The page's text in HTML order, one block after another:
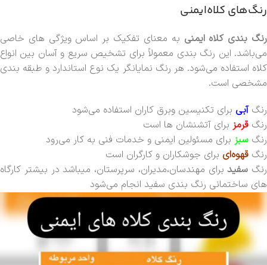
رنگ‌های کلاه‌ایمنی
رنگ بندی کلاه ایمنی به معنای تفکیک بر اساس ویژگی های خاصی
می‌باشد. این رنگ بندی معمولاً برای تشخیص سریع و آسان بین انواع
کلاه استفاده می‌شود. هر رنگ نمایانگر یک نوع استاندارد و طبقه بندی
مشخصی است.
رنگآبی برای تکنیسین وبرق کاران استفاده می‌شود
رنگ قرمز برای آتشنشان ها است
رنگ سبز برای مسئولین ایمنی و خدمات فنی به کار می‌رود
رنگ قهوه‌ای برای جوشکاران و کارگران است
رنگ سفیدبرای مهندسان،مدیران، سرپرستان، میباشد در بیشتر کارگاه
های ساختمانی رنگ بندی سفید انجام می‌شود